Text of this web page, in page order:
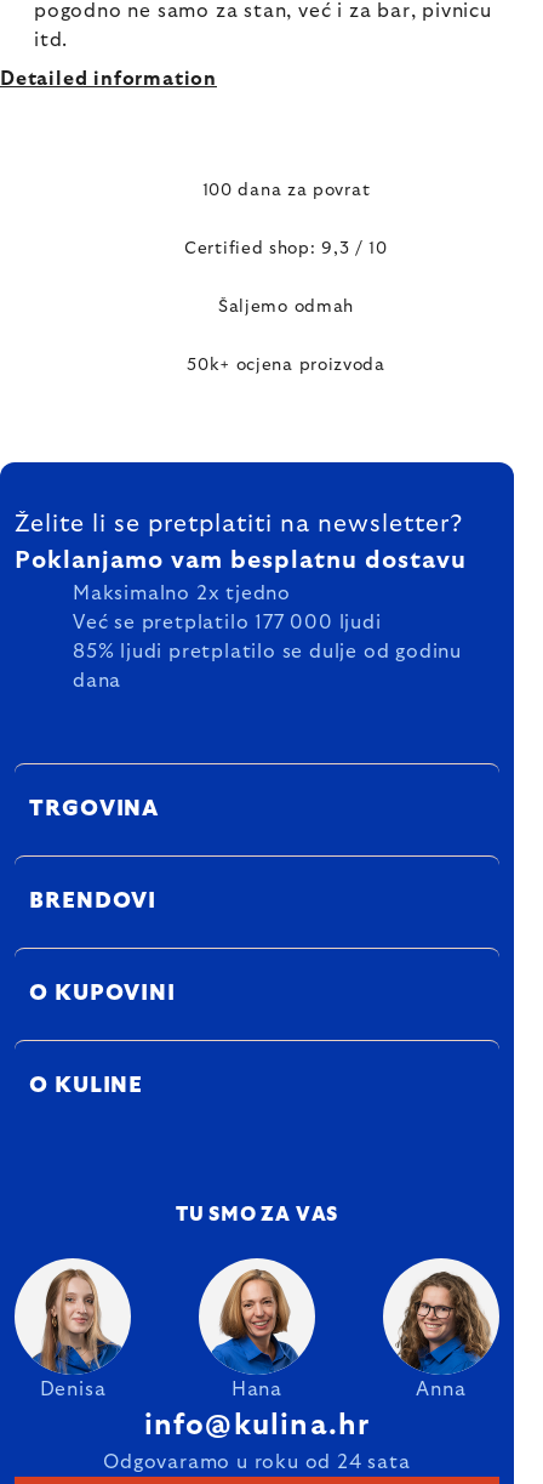
pogodno ne samo za stan, već i za bar, pivnicu
itd.
Detailed information
100 dana za povrat
Certified shop: 9,3 / 10
Šaljemo odmah
50k+ ocjena proizvoda
FOOTER
Želite li se pretplatiti na newsletter?
Poklanjamo vam besplatnu dostavu
Maksimalno 2x tjedno
Već se pretplatilo 177 000 ljudi
85% ljudi pretplatilo se dulje od godinu
dana
TRGOVINA
BRENDOVI
O KUPOVINI
O KULINE
TU SMO ZA VAS
Denisa Hana Anna
info@kulina.hr
Odgovaramo u roku od 24 sata